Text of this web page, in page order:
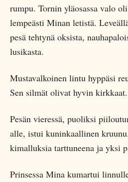
rumpu. Tornin yläosassa valo
lempeästi Minan letistä.
pesä tehtynä oksista,
lusikasta.
Mustavalkoinen lintu hyppäsi
Sen silmät olivat hyvin
Pesän vieressä, puoliksi
alle, istui kuninkaallinen
kimalluksia tarttuneena ja yksi
Prinsessa Mina kumartui